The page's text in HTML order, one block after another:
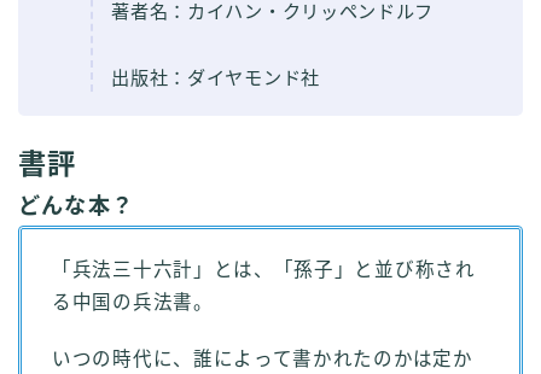
著者名：カイハン・クリッペンドルフ
出版社：ダイヤモンド社
書評
どんな本？
「兵法三十六計」とは、「孫子」と並び称され
る中国の兵法書。
いつの時代に、誰によって書かれたのかは定か